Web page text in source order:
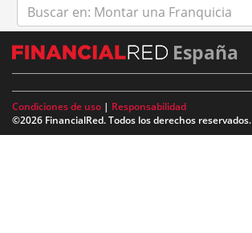
Buscar
en:
España
Condiciones de uso | Responsabilidad
©2026 FinancialRed. Todos los derechos reservados.